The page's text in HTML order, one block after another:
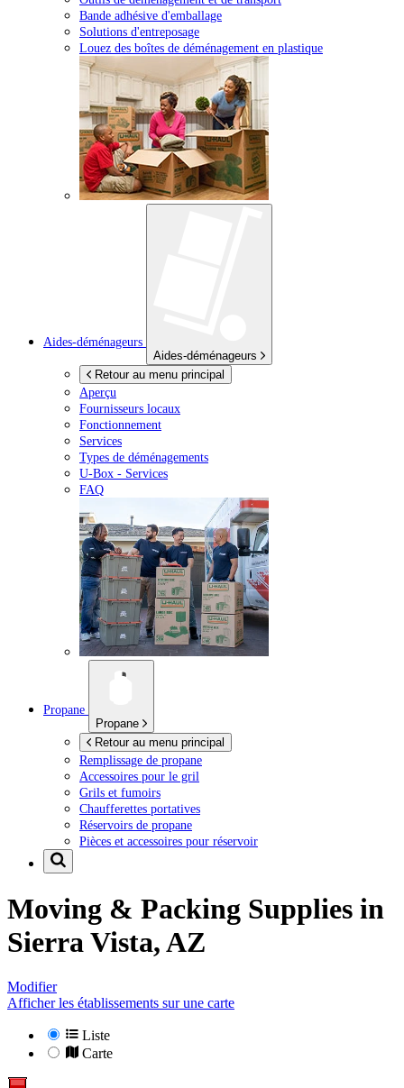
Bande adhésive d'emballage
Solutions d'entreposage
Louez des boîtes de déménagement en plastique
Aides-déménageurs
Aides-déménageurs
Retour au menu principal
Aperçu
Fournisseurs locaux
Fonctionnement
Services
Types de déménagements
U-Box - Services
FAQ
Propane
Propane
Retour au menu principal
Remplissage de propane
Accessoires pour le gril
Grils et fumoirs
Chaufferettes portatives
Réservoirs de propane
Pièces et accessoires pour réservoir
Moving & Packing Supplies in
Sierra Vista, AZ
Modifier
Afficher les établissements sur une carte
Liste
Carte